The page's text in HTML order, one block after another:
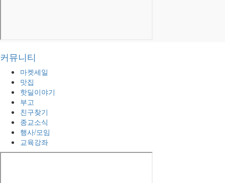
커뮤니티
마켓세일
맛집
핫딜이야기
부고
친구찾기
종교소식
행사/모임
교육강좌